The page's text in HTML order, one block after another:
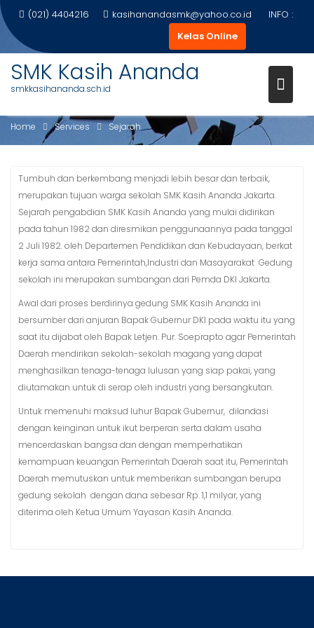
Skip
to
content
(021) 4404216 kasihanandasmk@yahoo.co.id
INFO :
Kelas Online
SMK Kasih Ananda
smkkasihananda.sch.id
SEJARAH
Home Services Sejarah
Tumbuh dan berkembang menjadi lebih besar dan terbaik,
merupakan tujuan warga sekolah SMK Kasih Ananda Jakarta.
Sejarah pengabdian SMK Kasih Ananda yang mulai didirikan
pada tahun 1982 dan diresmikan penggunaannya pada tanggal
2 Juli 1982. oleh Departemen Pendidikan dan Kebudayaan, berkat
kerja sama antara Pemerintah,Industri dan Masayarakat Gedung
sekolah ini merupakan sumbangan dari Pemda DKI Jakarta.
Awal dari proses berdirinya gedung SMK Kasih Ananda ini
bersumber dari anjuran Bapak Gubernur DKI pada waktu itu yang
saat itu dijabat oleh Bapak Letjen. Pur. Soeprapto agar Pemerintah
Daerah mendirikan sekolah-sekolah magang yang dapat
menghasilkan tenaga-tenaga lulusan yang siap pakai, yang
diutamakan untuk di serap oleh industri yang bersangkutan.
Untuk memenuhi maksud luhur Bapak Gubernur, dilandasi
dengan keinginan untuk ikut berperan serta dalam usaha
mencerdaskan bangsa dan dengan memperhatikan
kemampuan keuangan Pemerintah Daerah saat itu, Pemerintah
Daerah memutuskan untuk memberikan sumbangan berupa
gedung sekolah dengan dana sebesar Rp. 1,1 milyar, yang
diterima oleh Ketua Umum Yayasan Kasih Ananda.